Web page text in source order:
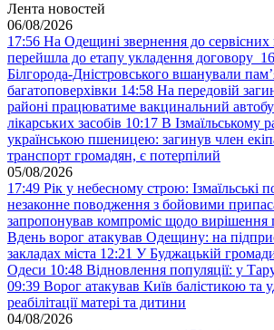
Лента новостей
06/08/2026
17:56 На Одещині звернення до сервісних
перейшла до етапу укладення договору
Білгорода-Дністровського вшанували
багатоповерхівки 14:58 На передовій
районі працюватиме вакцинальний
лікарських засобів 10:17 В Ізмаїльському
українською пшеницею: загинув член
транспорт громадян, є потерпілий
05/08/2026
17:49 Рік у небесному строю: Ізмаїльські
незаконне поводження з бойовими
запропонував компроміс щодо вирішення
Вдень ворог атакував Одещину: на
закладах міста 12:21 У Буджацькій
Одеси 10:48 Відновлення популяції: у
09:39 Ворог атакував Київ балістикою та
реабілітації матері та дитини
04/08/2026